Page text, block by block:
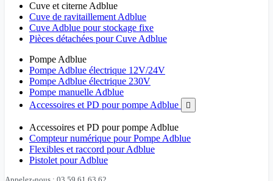
Cuve et citerne Adblue
Cuve de ravitaillement Adblue
Cuve Adblue pour stockage fixe
Pièces détachées pour Cuve Adblue
Pompe Adblue
Pompe Adblue électrique 12V/24V
Pompe Adblue électrique 230V
Pompe manuelle Adblue
Accessoires et PD pour pompe Adblue

Accessoires et PD pour pompe Adblue
Compteur numérique pour Pompe Adblue
Flexibles et raccord pour Adblue
Pistolet pour Adblue